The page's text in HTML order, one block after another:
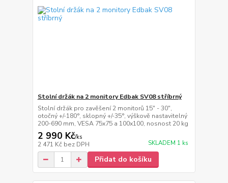
Stolní držák na 2 monitory Edbak SV08 stříbrný
Stolní držák pro zavěšení 2 monitorů 15" - 30",
otočný +/-180°, sklopný +/-35°, výškově nastavitelný
200-690 mm, VESA 75x75 a 100x100, nosnost 20 kg
2 990 Kč/ks
2 471 Kč bez DPH SKLADEM 1 ks
Přidat do košíku